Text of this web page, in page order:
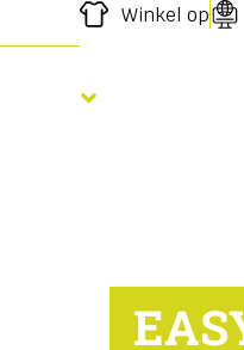
Winkel op